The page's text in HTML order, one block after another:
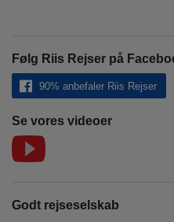
Følg Riis Rejser på
90% anbefaler Riis Rejser
Se vores videoer
Godt rejseselskab